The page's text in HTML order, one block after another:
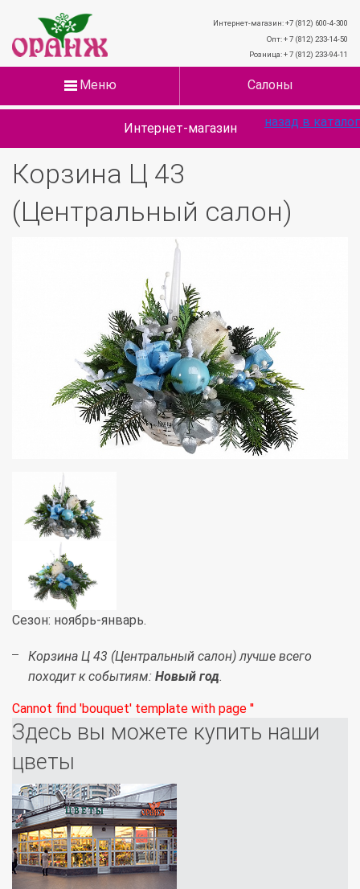
Интернет-магазин: +7 (812) 600-4-300
Опт: + 7 (812) 233-14-50
Розница: + 7 (812) 233-94-11
Меню Салоны
Интернет-магазин
Корзина Ц 43
(Центральный салон)
назад в каталог
Сезон: ноябрь-январь.
Корзина Ц 43 (Центральный салон) лучше всего
походит к событиям: Новый год.
Cannot find 'bouquet' template with page ''
Здесь вы можете купить наши
цветы